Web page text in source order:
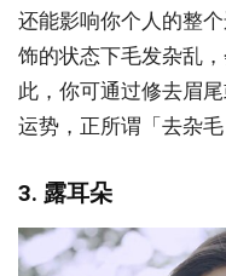
还能影响你个人的整
饰的状态下毛发杂乱
此，你可通过修去眉
运势，正所谓「去杂毛
3. 露耳朵